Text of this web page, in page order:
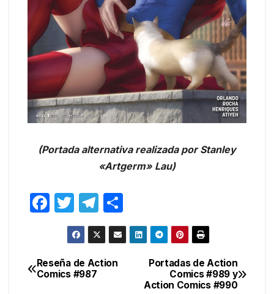
(Portada alternativa realizada por Stanley
«Artgerm» Lau)
F
e
b
T
w
itt
er
T
el
e
gr
o
m
Navegación
Portadas de Action
Comics #989 y
Action Comics #990
Reseña de Action
Comics #987